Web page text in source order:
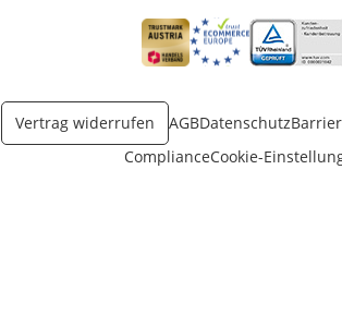
Öffnet in neuem Fenster
Öffnet in neuem
Öffnet in
Vertrag widerrufen AGBDatenschutz
ComplianceCookie-